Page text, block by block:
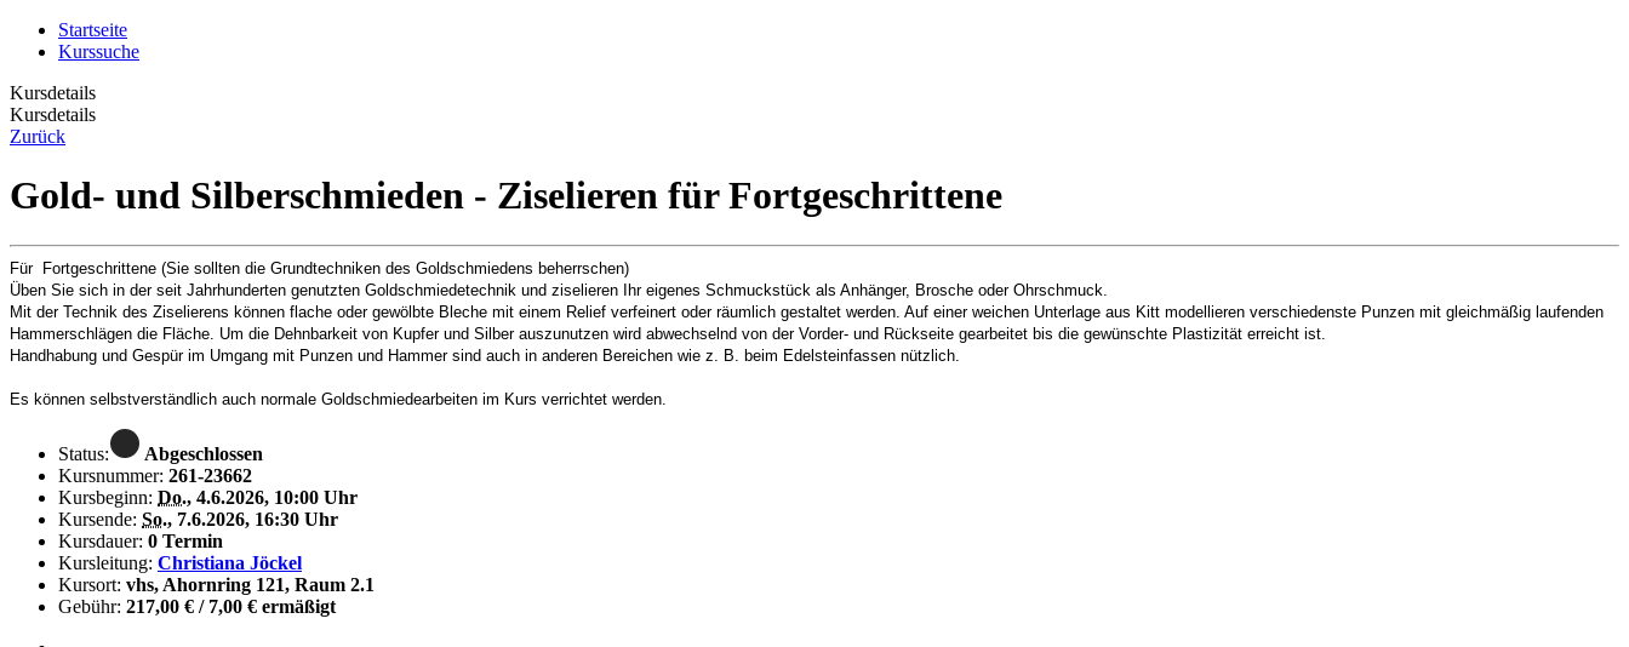
Startseite
Kurssuche
Kursdetails
Kursdetails
Zurück
Gold- und Silberschmieden - Ziselieren für Fortgeschrittene
Für Fortgeschrittene (Sie sollten die Grundtechniken des Goldschmiedens beherrschen)
Üben Sie sich in der seit Jahrhunderten genutzten Goldschmiedetechnik und ziselieren Ihr eigenes Schmuckstück als Anhänger, Brosche oder Ohrschmuck.
Mit der Technik des Ziselierens können flache oder gewölbte Bleche mit einem Relief verfeinert oder räumlich gestaltet werden. Auf einer weichen Unterlage aus Kitt modellieren verschiedenste Punzen mit gleichmäßig laufenden
Hammerschlägen die Fläche. Um die Dehnbarkeit von Kupfer und Silber auszunutzen wird abwechselnd von der Vorder- und Rückseite gearbeitet bis die gewünschte Plastizität erreicht ist.
Handhabung und Gespür im Umgang mit Punzen und Hammer sind auch in anderen Bereichen wie z. B. beim Edelsteinfassen nützlich.
Es können selbstverständlich auch normale Goldschmiedearbeiten im Kurs verrichtet werden.
Status:
Abgeschlossen
Kursnummer: 261-23662
Kursbeginn: Do., 4.6.2026, 10:00 Uhr
Kursende: So., 7.6.2026, 16:30 Uhr
Kursdauer: 0 Termin
Kursleitung: Christiana Jöckel
Kursort: vhs, Ahornring 121, Raum 2.1
Gebühr: 217,00 € / 7,00 € ermäßigt